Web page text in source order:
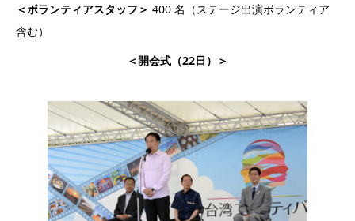
＜ボランティアスタッフ＞ 400 名（ステージ出演ボランティア
含む）
＜開会式（22日）＞